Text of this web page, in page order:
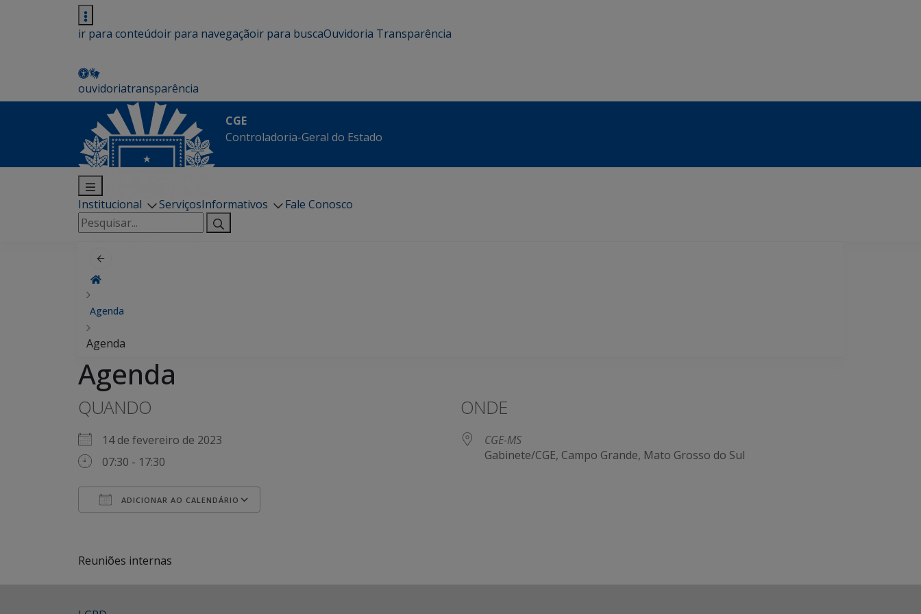
ir para conteúdoir para navegaçãoir para buscaOuvidoria Transparência
ouvidoriatransparência
CGE
Controladoria-Geral do Estado
Institucional ServiçosInformativos
Fale Conosco
Pesquisar
por:
Agenda
Agenda
Agenda
QUANDO
14 de fevereiro de 2023
07:30 - 17:30
ADICIONAR AO CALENDÁRIO
ONDE
CGE-MS
Gabinete/CGE, Campo Grande, Mato Grosso do Sul
Reuniões internas